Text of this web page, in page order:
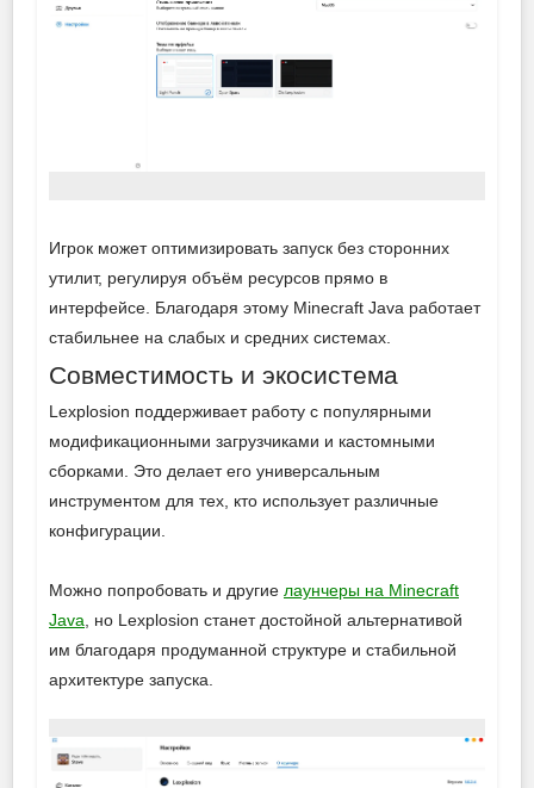
Игрок может оптимизировать запуск без сторонних
утилит, регулируя объём ресурсов прямо в
интерфейсе. Благодаря этому Minecraft Java работает
стабильнее на слабых и средних системах.
Совместимость и экосистема
Lexplosion поддерживает работу с популярными
модификационными загрузчиками и кастомными
сборками. Это делает его универсальным
инструментом для тех, кто использует различные
конфигурации.
Можно попробовать и другие лаунчеры на Minecraft
Java , но Lexplosion станет достойной альтернативой
им благодаря продуманной структуре и стабильной
архитектуре запуска.